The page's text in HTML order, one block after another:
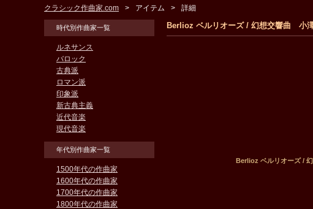
クラシック作曲家.com アイテム 詳細
Berlioz ベルリオーズ / 幻想交響曲 小
Berlioz ベルリオーズ /
時代別作曲家一覧
ルネサンス
バロック
古典派
ロマン派
印象派
新古典主義
近代音楽
現代音楽
年代別作曲家一覧
1500年代の作曲家
1600年代の作曲家
1700年代の作曲家
1800年代の作曲家